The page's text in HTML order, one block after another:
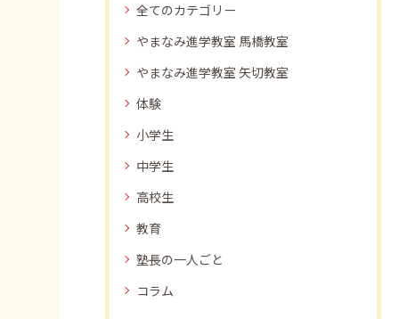
全てのカテゴリー
やまなみ進学教室 馬橋教室
やまなみ進学教室 矢切教室
体験
小学生
中学生
高校生
教育
塾長の一人ごと
コラム